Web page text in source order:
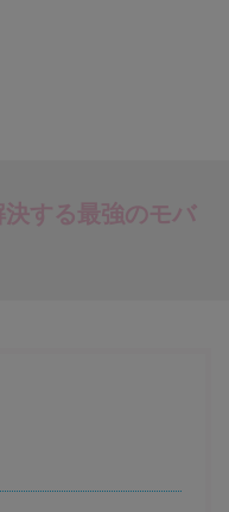
する最強のモバ